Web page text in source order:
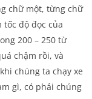
chữ một, từng chữ
độ đọc của
200 – 250 từ
chậm rồi, và
chúng ta chạy xe
gì, có phải chúng